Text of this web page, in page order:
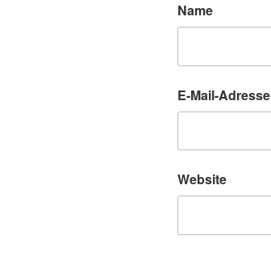
Name
E-Mail-Adresse
Website